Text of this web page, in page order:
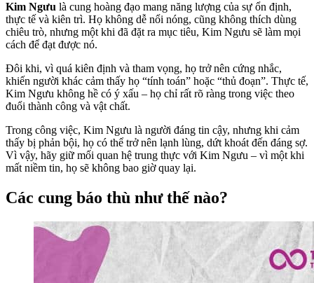
Kim Ngưu là cung hoàng đạo mang năng lượng của sự ổn định,
thực tế và kiên trì. Họ không dễ nổi nóng, cũng không thích dùng
chiêu trò, nhưng một khi đã đặt ra mục tiêu, Kim Ngưu sẽ làm mọi
cách để đạt được nó.
Đôi khi, vì quá kiên định và tham vọng, họ trở nên cứng nhắc,
khiến người khác cảm thấy họ “tính toán” hoặc “thủ đoạn”. Thực tế,
Kim Ngưu không hề có ý xấu – họ chỉ rất rõ ràng trong việc theo
đuổi thành công và vật chất.
Trong công việc, Kim Ngưu là người đáng tin cậy, nhưng khi cảm
thấy bị phản bội, họ có thể trở nên lạnh lùng, dứt khoát đến đáng sợ.
Vì vậy, hãy giữ mối quan hệ trung thực với Kim Ngưu – vì một khi
mất niềm tin, họ sẽ không bao giờ quay lại.
Các cung báo thù như thế nào?